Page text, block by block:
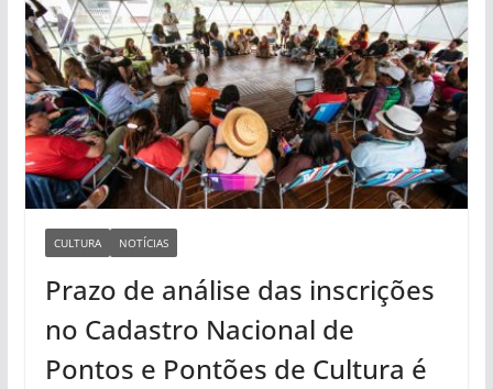
CULTURA NOTÍCIAS
Prazo de análise das inscrições
no Cadastro Nacional de
Pontos e Pontões de Cultura é